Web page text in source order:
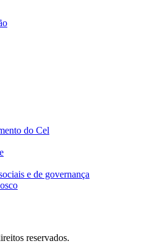
do Cel
e de governança
reservados.